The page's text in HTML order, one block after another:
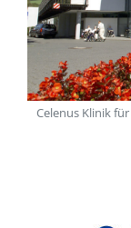
Celenus Klinik